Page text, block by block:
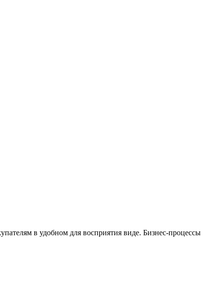
в удобном для восприятия виде. Бизнес-процессы